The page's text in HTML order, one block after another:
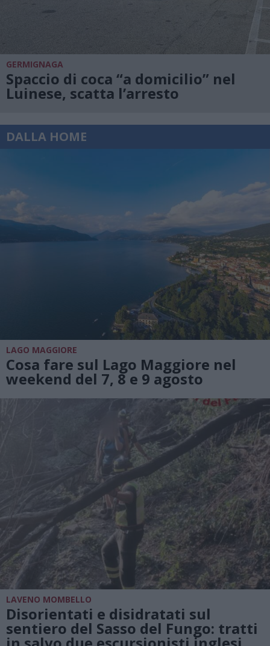
GERMIGNAGA
Spaccio di coca “a domicilio” nel
Luinese, scatta l’arresto
DALLA HOME
LAGO MAGGIORE
Cosa fare sul Lago Maggiore nel
weekend del 7, 8 e 9 agosto
LAVENO MOMBELLO
Disorientati e disidratati sul
sentiero del Sasso del Fungo: tratti